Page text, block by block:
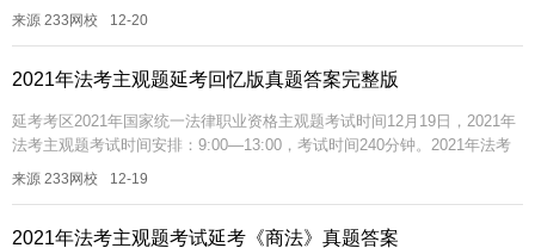
月19日，延期考区2021年法考主观题考试时间安排9:00—13:...
来源 233网校 12-20
2021年法考主观题延考回忆版真题答案完整版
延考考区2021年国家统一法律职业资格主观题考试时间12月19日，2021年
法考主观题考试时间安排：9:00—13:00，考试时间240分钟。2021年法考
主观题延考回忆版真题答案完整版已全部更新，点...
来源 233网校 12-19
2021年法考主观题考试延考《商法》真题答案